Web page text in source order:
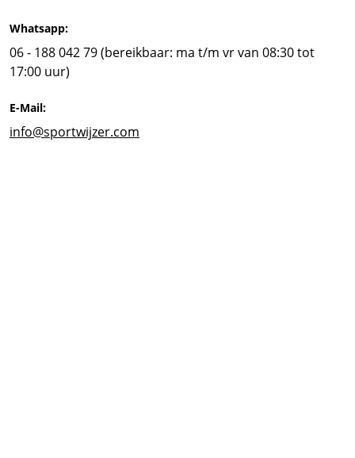
Whatsapp:
06 - 188 042 79(bereikbaar: ma t/m vr van 08:30 tot
17:00 uur)
E-Mail:
info@sportwijzer.com